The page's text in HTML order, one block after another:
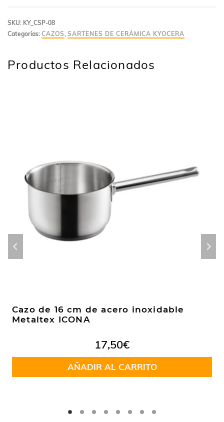
SKU: KY_CSP-08
Categorías: CAZOS, SARTENES DE CERÁMICA KYOCERA
Productos Relacionados
Cazo de 16 cm de acero inoxidable
Metaltex ICONA
17,50€
AÑADIR AL CARRITO